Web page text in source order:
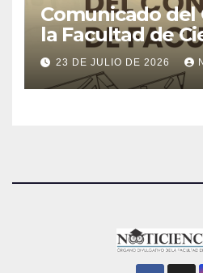
Comunicado del
la Facultad de
23 DE JULIO DE 2026